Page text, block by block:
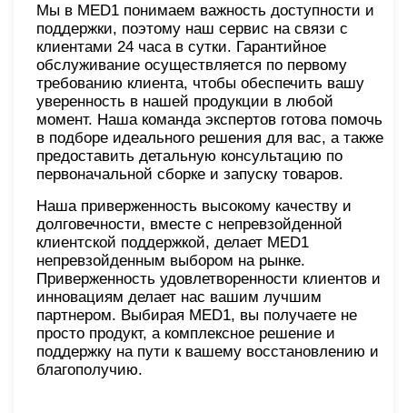
Мы в MED1 понимаем важность доступности и
поддержки, поэтому наш сервис на связи с
клиентами 24 часа в сутки. Гарантийное
обслуживание осуществляется по первому
требованию клиента, чтобы обеспечить вашу
уверенность в нашей продукции в любой
момент. Наша команда экспертов готова помочь
в подборе идеального решения для вас, а также
предоставить детальную консультацию по
первоначальной сборке и запуску товаров.
Наша приверженность высокому качеству и
долговечности, вместе с непревзойденной
клиентской поддержкой, делает MED1
непревзойденным выбором на рынке.
Приверженность удовлетворенности клиентов и
инновациям делает нас вашим лучшим
партнером. Выбирая MED1, вы получаете не
просто продукт, а комплексное решение и
поддержку на пути к вашему восстановлению и
благополучию.